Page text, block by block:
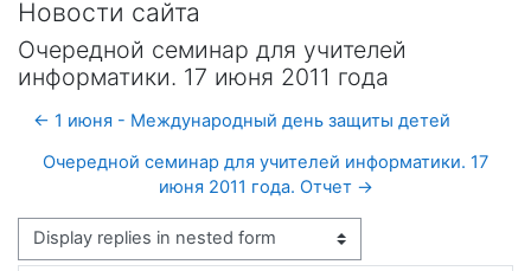
Новости сайта
Очередной семинар для учителей
информатики. 17 июня 2011 года
← 1 июня - Международный день защиты детей
Очередной семинар для учителей информатики. 17
июня 2011 года. Отчет →
Display mode